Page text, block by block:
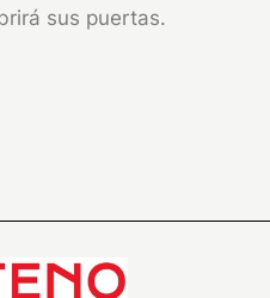
sus puertas.